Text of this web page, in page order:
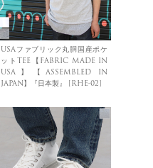
USAファブリック丸胴国産ポケ
ットTEE【FABRIC MADE IN
USA】【ASSEMBLED IN
JAPAN】『日本製』 [RHE-02]